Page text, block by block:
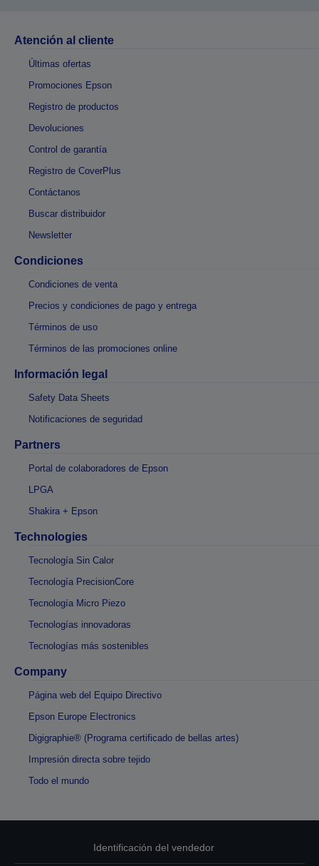
Atención al cliente
Últimas ofertas
Promociones Epson
Registro de productos
Devoluciones
Control de garantía
Registro de CoverPlus
Contáctanos
Buscar distribuidor
Newsletter
Condiciones
Condiciones de venta
Precios y condiciones de pago y entrega
Términos de uso
Términos de las promociones online
Información legal
Safety Data Sheets
Notificaciones de seguridad
Partners
Portal de colaboradores de Epson
LPGA
Shakira + Epson
Technologies
Tecnología Sin Calor
Tecnología PrecisionCore
Tecnología Micro Piezo
Tecnologías innovadoras
Tecnologías más sostenibles
Company
Página web del Equipo Directivo
Epson Europe Electronics
Digigraphie® (Programa certificado de bellas artes)
Impresión directa sobre tejido
Todo el mundo
Identificación del vendedor